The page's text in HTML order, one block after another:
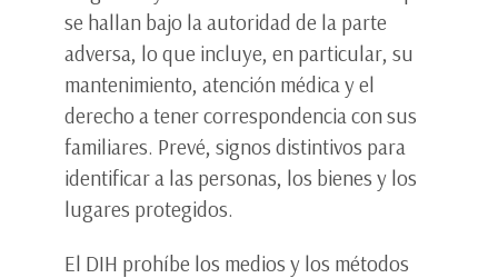
se hallan bajo la autoridad de la parte
adversa, lo que incluye, en particular, su
mantenimiento, atención médica y el
derecho a tener correspondencia con sus
familiares. Prevé, signos distintivos para
identificar a las personas, los bienes y los
lugares protegidos.
El DIH prohíbe los medios y los métodos